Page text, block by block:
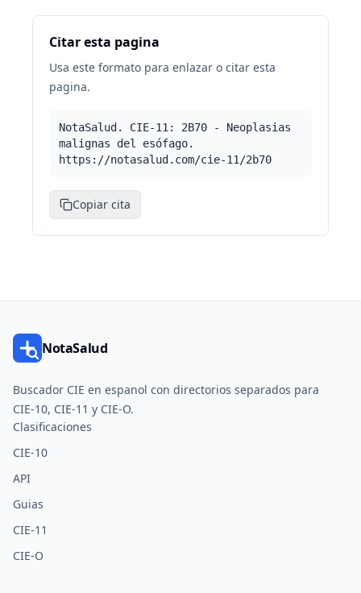
Citar esta pagina
Usa este formato para enlazar o citar esta
pagina.
NotaSalud. CIE-11: 2B70 - Neoplasias
malignas del esófago.
https://notasalud.com/cie-11/2b70
Copiar cita
NotaSalud
Buscador CIE en espanol con directorios separados para
CIE-10, CIE-11 y CIE-O.
Clasificaciones
CIE-10
API
Guias
CIE-11
CIE-O